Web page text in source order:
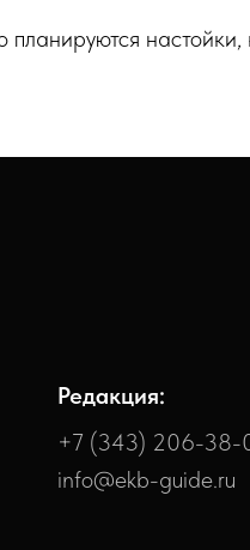
планируются
Редакция:
+7 (343) 206-38-
info@ekb-guide.ru